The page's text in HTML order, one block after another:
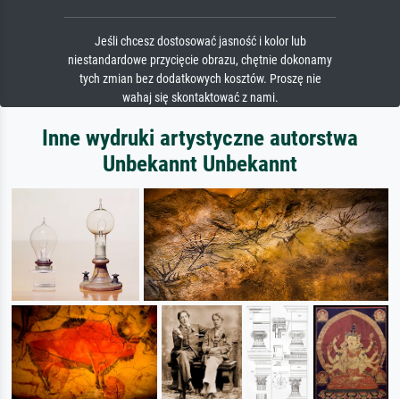
Jeśli chcesz dostosować jasność i kolor lub
niestandardowe przycięcie obrazu, chętnie dokonamy
tych zmian bez dodatkowych kosztów. Proszę nie
wahaj się skontaktować z nami.
Inne wydruki artystyczne autorstwa
Unbekannt Unbekannt